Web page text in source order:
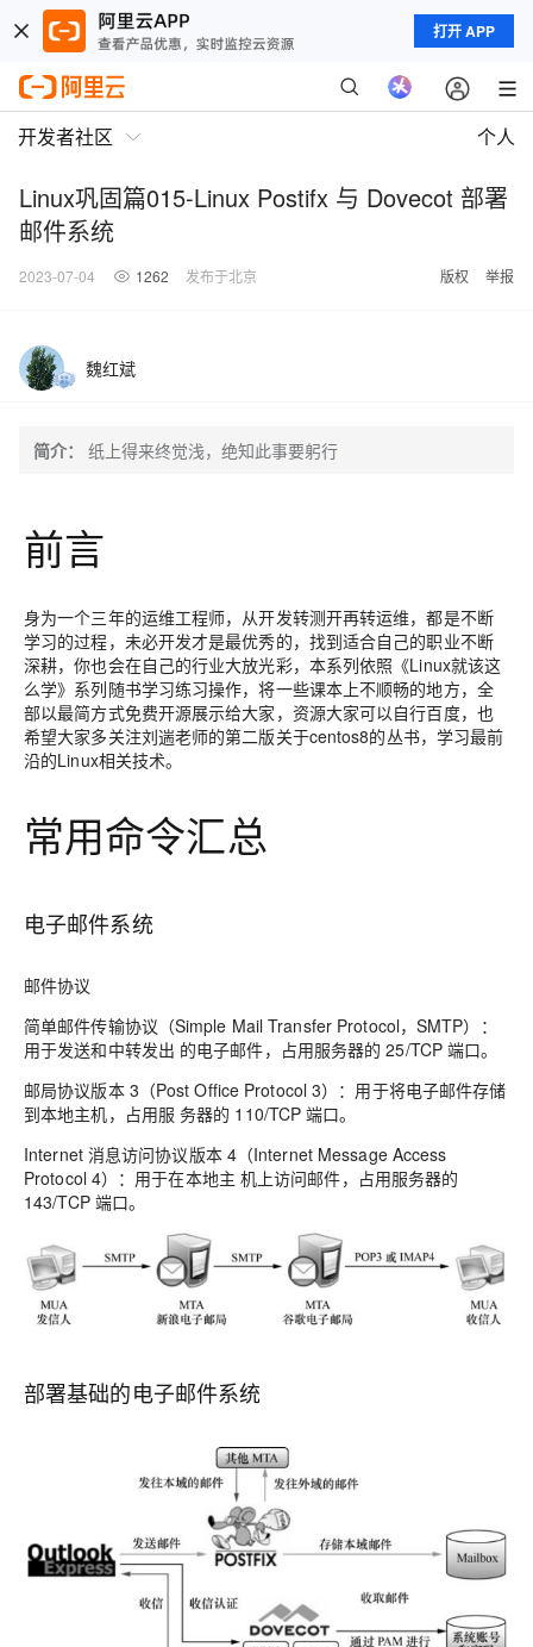
打开 APP
开发者社区 个人
Linux巩固篇015-Linux Postifx 与 Dovecot 部署
邮件系统
2023-07-04 1262 发布于北京 版权 举报
魏红斌
简介： 纸上得来终觉浅，绝知此事要躬行
前言
身为一个三年的运维工程师，从开发转测开再转运维，都是不断
学习的过程，未必开发才是最优秀的，找到适合自己的职业不断
深耕，你也会在自己的行业大放光彩，本系列依照《Linux就该这
么学》系列随书学习练习操作，将一些课本上不顺畅的地方，全
部以最简方式免费开源展示给大家，资源大家可以自行百度，也
希望大家多关注刘遄老师的第二版关于centos8的丛书，学习最前
沿的Linux相关技术。
常用命令汇总
电子邮件系统
邮件协议
简单邮件传输协议（Simple Mail Transfer Protocol，SMTP）：
用于发送和中转发出 的电子邮件，占用服务器的 25/TCP 端口。
邮局协议版本 3（Post Office Protocol 3）：用于将电子邮件存储
到本地主机，占用服 务器的 110/TCP 端口。
Internet 消息访问协议版本 4（Internet Message Access
Protocol 4）：用于在本地主 机上访问邮件，占用服务器的
143/TCP 端口。
部署基础的电子邮件系统